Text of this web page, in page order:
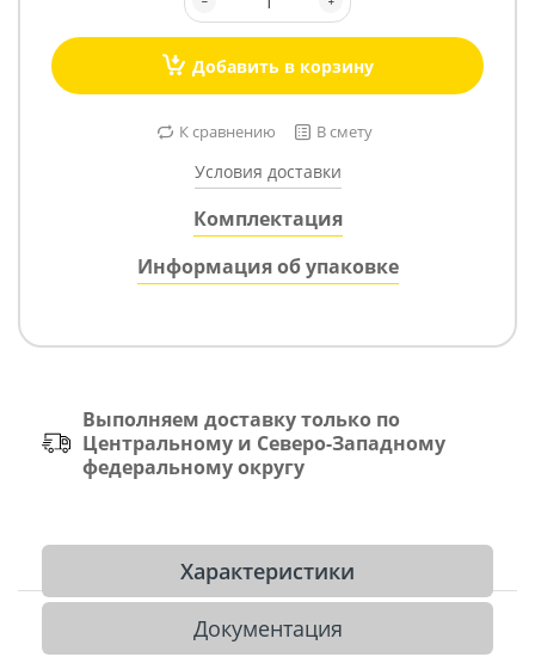
Добавить в корзину
К сравнению В смету
Условия доставки
Комплектация
Информация об упаковке
Выполняем доставку только по
Центральному и Северо-Западному
федеральному округу
Характеристики
Документация